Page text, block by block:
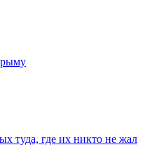
туда, где их никто не жал